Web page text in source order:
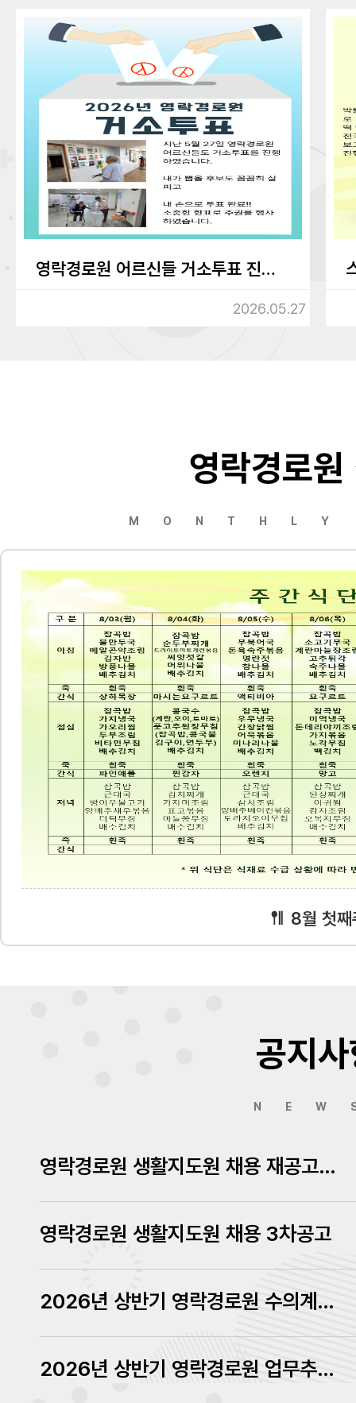
영락경로원 어르신들 거소투표 진행하였습니다.
2026.05.27
영락경로
8월 첫
공지
영락경로원 생활지도원 채용 재공고에 따른 서류심사결과 발표
영락경로원 생활지도원 채용 3차공고
2026년 상반기 영락경로원 수의계약 내역 공고
2026년 상반기 영락경로원 업무추진비 내역 공고